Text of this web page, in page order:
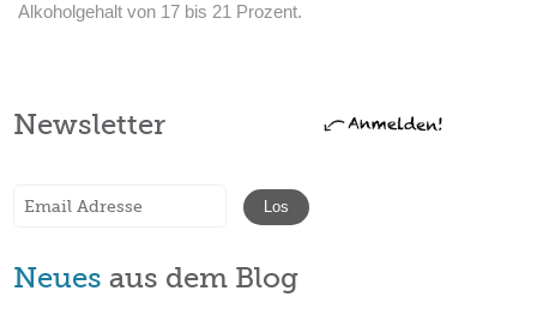
Alkoholgehalt von 17 bis 21 Prozent.
Newsletter
Neues aus dem Blog